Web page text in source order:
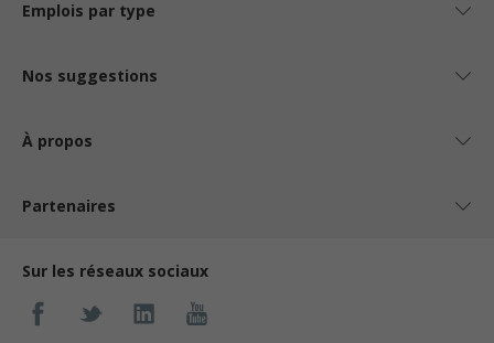
Emplois par type
Nos suggestions
À propos
Partenaires
Sur les réseaux sociaux